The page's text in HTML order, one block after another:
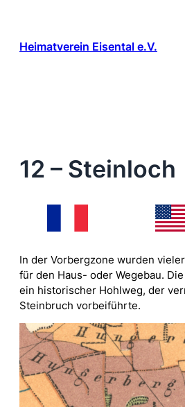
springen
Heimatverein Eisental e.V.
12 – Steinloch
In der Vorbergzone wurden
für den Haus- oder Wegebau.
ein historischer Hohlweg, der
Steinbruch vorbeiführte.